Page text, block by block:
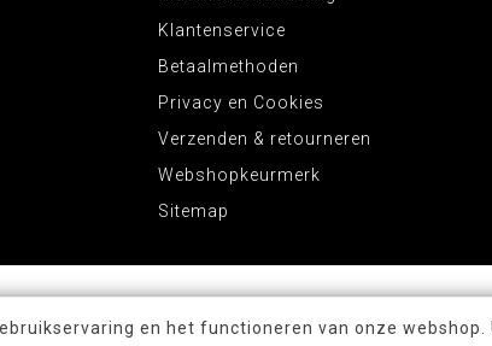
Klantenservice
Betaalmethoden
Privacy en Cookies
Verzenden & retourneren
Webshopkeurmerk
Sitemap
en het functioneren van onze